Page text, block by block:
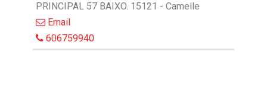
PRINCIPAL 57 BAIXO. 15121 - Camelle
Email
606759940